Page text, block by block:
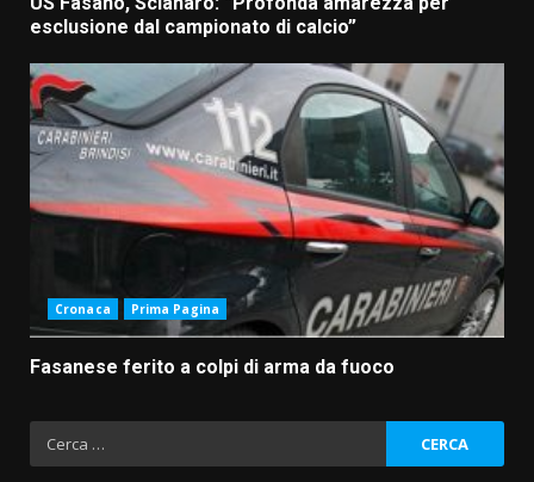
esclusione dal campionato di calcio”
Cronaca Prima Pagina
Fasanese ferito a colpi di arma da fuoco
Ricerca
per: